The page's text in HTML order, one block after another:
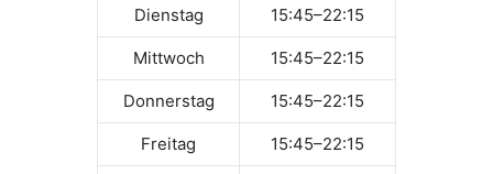
Dienstag 15:45–22:15
Mittwoch 15:45–22:15
Donnerstag 15:45–22:15
Freitag 15:45–22:15